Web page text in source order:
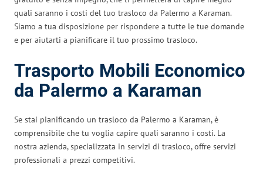
quali saranno i costi del tuo trasloco da Palermo a Karaman.
Siamo a tua disposizione per rispondere a tutte le tue domande
e per aiutarti a pianificare il tuo prossimo trasloco.
Trasporto Mobili Economico
da Palermo a Karaman
Se stai pianificando un trasloco da Palermo a Karaman, è
comprensibile che tu voglia capire quali saranno i costi. La
nostra azienda, specializzata in servizi di trasloco, offre servizi
professionali a prezzi competitivi.